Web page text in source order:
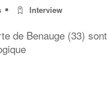
Interview
de Benauge (33)